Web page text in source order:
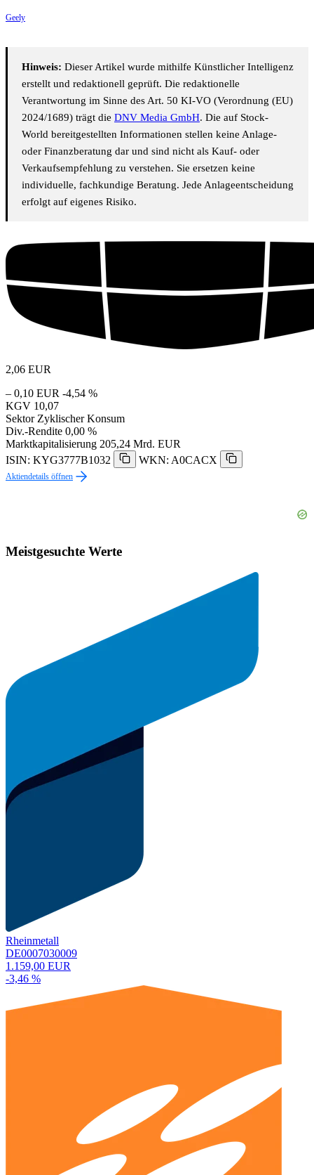
Geely
Hinweis: Dieser Artikel wurde mithilfe Künstlicher Intelligenz
erstellt und redaktionell geprüft. Die redaktionelle
Verantwortung im Sinne des Art. 50 KI-VO (Verordnung (EU)
2024/1689) trägt die DNV Media GmbH. Die auf Stock-
World bereitgestellten Informationen stellen keine Anlage-
oder Finanzberatung dar und sind nicht als Kauf- oder
Verkaufsempfehlung zu verstehen. Sie ersetzen keine
individuelle, fachkundige Beratung. Jede Anlageentscheidung
erfolgt auf eigenes Risiko.
2,06 EUR
– 0,10 EUR -4,54 %
KGV 10,07
Sektor Zyklischer Konsum
Div.-Rendite 0,00 %
Marktkapitalisierung 205,24 Mrd. EUR
ISIN: KYG3777B1032
WKN: A0CACX
Aktiendetails öffnen
Meistgesuchte Werte
Rheinmetall
DE0007030009
1.159,00 EUR
-3,46 %